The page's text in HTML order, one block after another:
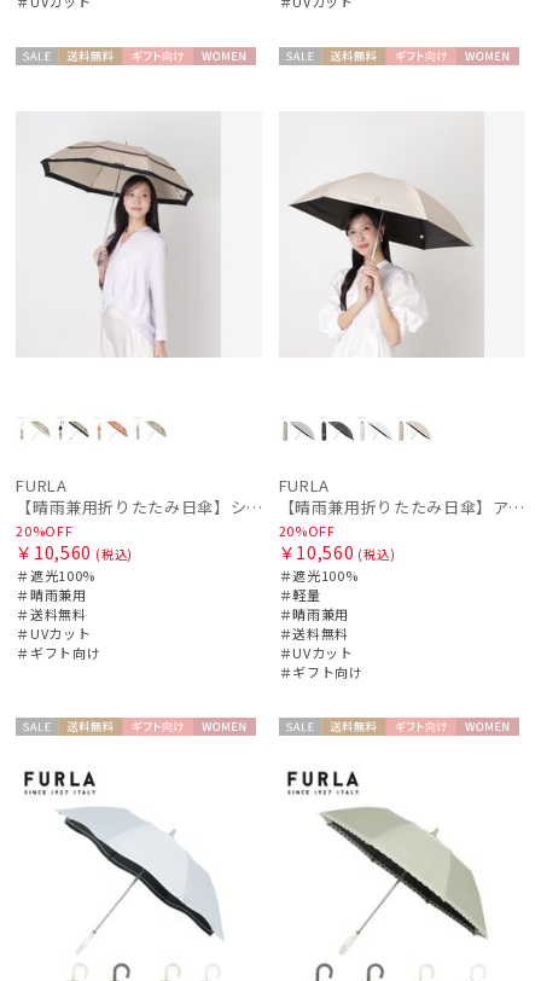
FURLA
【晴雨兼用折りたたみ日傘】シャンブレー切り継ぎグログラン 遮光100％ UV100％ 晴雨兼用 簡単開閉
20%OFF
￥10,560 (税込)
＃遮光100%
＃晴雨兼用
＃送料無料
＃UVカット
＃ギフト向け
FURLA
【晴雨兼用折りたたみ日傘】アーチロゴ 遮光100％ UV100％ 晴雨兼用 軽量
20%OFF
￥10,560 (税込)
＃遮光100%
＃軽量
＃晴雨兼用
＃送料無料
＃UVカット
＃ギフト向け
ル
料
ル
料